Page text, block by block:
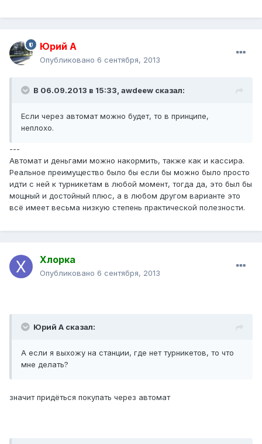
Юрий А
Опубликовано 6 сентября, 2013
В 06.09.2013 в 15:33, awdeew сказал:
Если через автомат можно будет, то в принципе,
неплохо.
---
Автомат и деньгами можно накормить, также как и кассира.
Реальное преимущество было бы если бы можно было просто
идти с ней к турникетам в любой момент, тогда да, это был бы
мощный и достойный плюс, а в любом другом варианте это
всё имеет весьма низкую степень практической полезности.
Хлорка
Опубликовано 6 сентября, 2013
Юрий А сказал:
А если я выхожу на станции, где нет турникетов, то что
мне делать?
значит придёться покупать через автомат